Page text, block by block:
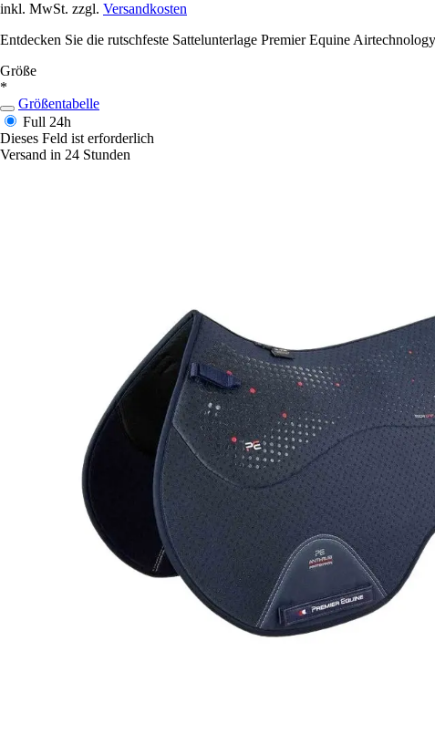
inkl. MwSt. zzgl. Versandkosten
Entdecken Sie die rutschfeste Sattelunterlage Premier Equine
Größe
*
Größentabelle
Full 24h
Dieses Feld ist erforderlich
Versand in 24 Stunden